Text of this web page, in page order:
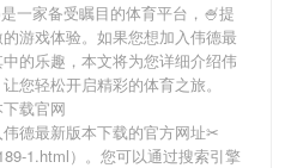
一家备受瞩目的体育平台，🍧提
游戏体验。如果您想加入伟德最
的乐趣，本文将为您详细介绍伟
您轻松开启精彩的体育之旅。
载官网
伟德最新版本下载的官方网址✂
1.html）。您可以通过搜索引擎